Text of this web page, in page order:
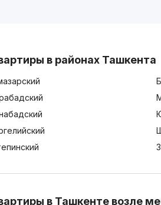
в районах Ташкента
в Ташкенте возле